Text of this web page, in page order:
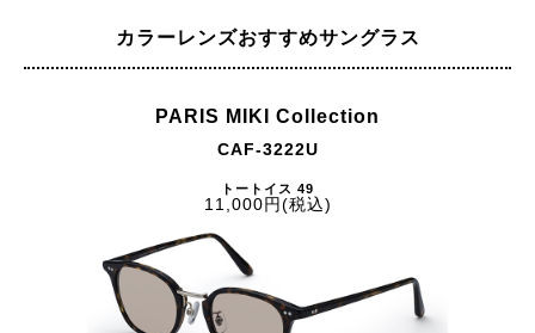
カラーレンズおすすめサングラス
PARIS MIKI Collection
CAF-3222U
トートイス 49
11,000円(税込)